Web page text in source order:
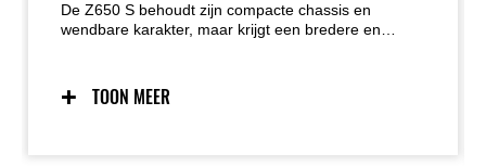
De Z650 S behoudt zijn compacte chassis en
wendbare karakter, maar krijgt een bredere en
willen opvallen met een motor die zowel
indrukwekkend als toegankelijk is.
TOON MEER